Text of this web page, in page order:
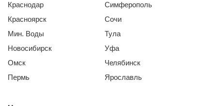
Краснодар
Красноярск
Мин. Воды
Новосибирск
Омск
Пермь
Симферополь
Сочи
Тула
Уфа
Челябинск
Ярославль